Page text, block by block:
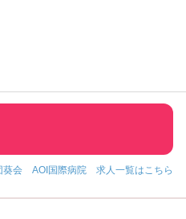
の項目が1項目から7項目へ
葵会 AOI国際病院 求人一覧はこちら